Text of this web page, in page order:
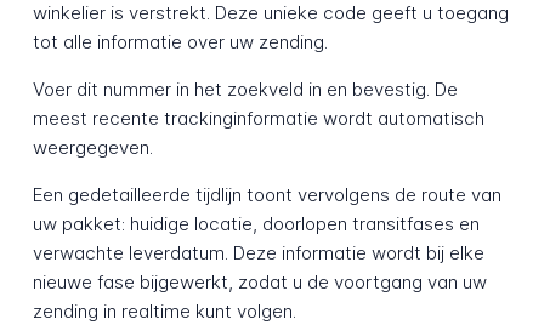
winkelier is verstrekt. Deze unieke code geeft u toegang
tot alle informatie over uw zending.
Voer dit nummer in het zoekveld in en bevestig. De
meest recente trackinginformatie wordt automatisch
weergegeven.
Een gedetailleerde tijdlijn toont vervolgens de route van
uw pakket: huidige locatie, doorlopen transitfases en
verwachte leverdatum. Deze informatie wordt bij elke
nieuwe fase bijgewerkt, zodat u de voortgang van uw
zending in realtime kunt volgen.